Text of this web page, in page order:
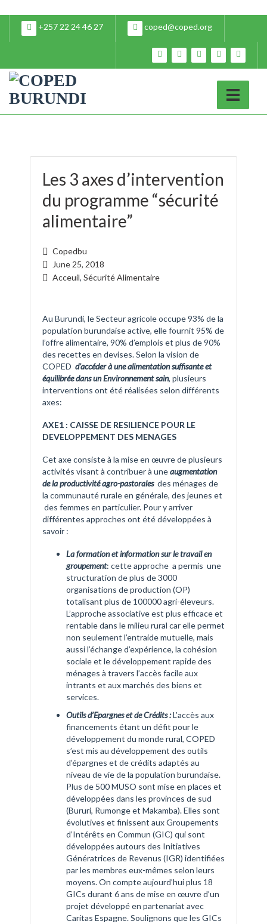
+257 22 24 46 27 coped@coped.org
Les 3 axes d’intervention
du programme “sécurité
alimentaire”
Copedbu
June 25, 2018
Acceuil, Sécurité Alimentaire
Au Burundi, le Secteur agricole occupe 93% de la
population burundaise active, elle fournit 95% de
l’offre alimentaire, 90% d’emplois et plus de 90%
des recettes en devises. Selon la vision de
COPED d’accéder à une alimentation suffisante et
équilibrée dans un Environnement sain, plusieurs
interventions ont été réalisées selon différents
axes:
AXE1 : CAISSE DE RESILIENCE POUR LE
DEVELOPPEMENT DES MENAGES
Cet axe consiste à la mise en œuvre de plusieurs
activités visant à contribuer à uneaugmentation
de la productivité agro-pastoralesdes ménages de
la communauté rurale en générale, des jeunes et
des femmes en particulier. Pour y arriver
différentes approches ont été développées à
savoir :
La formation et information sur le travail en
groupement: cette approche a permis une
structuration de plus de 3000
organisations de production (OP)
totalisant plus de 100000 agri-éleveurs.
L’approche associative est plus efficace et
rentable dans le milieu rural car elle permet
non seulement l’entraide mutuelle, mais
aussi l’échange d’expérience, la cohésion
sociale et le développement rapide des
ménages à travers l’accès facile aux
intrants et aux marchés des biens et
services.
Outils d’Epargnes et de Crédits :L’accès aux
financements étant un défit pour le
développement du monde rural, COPED
s’est mis au développement des outils
d’épargnes et de crédits adaptés au
niveau de vie de la population burundaise.
Plus de 500 MUSO sont mise en places et
développées dans les provinces de sud
(Bururi, Rumonge et Makamba). Elles sont
évolutives et finissent aux Groupements
d’Intérêts en Commun (GIC) qui sont
développées autours des Initiatives
Génératrices de Revenus (IGR) identifiées
par les membres eux-mêmes selon leurs
moyens. On compte aujourd’hui plus 18
GICs durant 6 ans de mise en œuvre d’un
projet développé en partenariat avec
Caritas Espagne. Soulignons que les GICs